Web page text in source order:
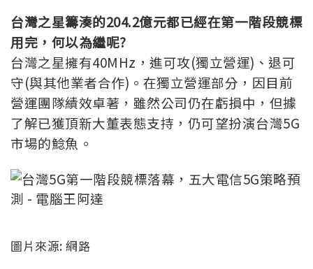
台灣之星籌湊的204.2億元都已經在第一階段競標
用完，何以為繼呢?
台灣之星擁有40MHz，進可攻(獨立營運)、退可
守(與其他業者合作)。在獨立營運部分，因目前
營運團隊績效卓著，雖然公司仍在虧損中，但據
了解已獲頂新大董表態支持，仍可望扮演台灣5G
市場的鯰魚。
圖片來源: 網路